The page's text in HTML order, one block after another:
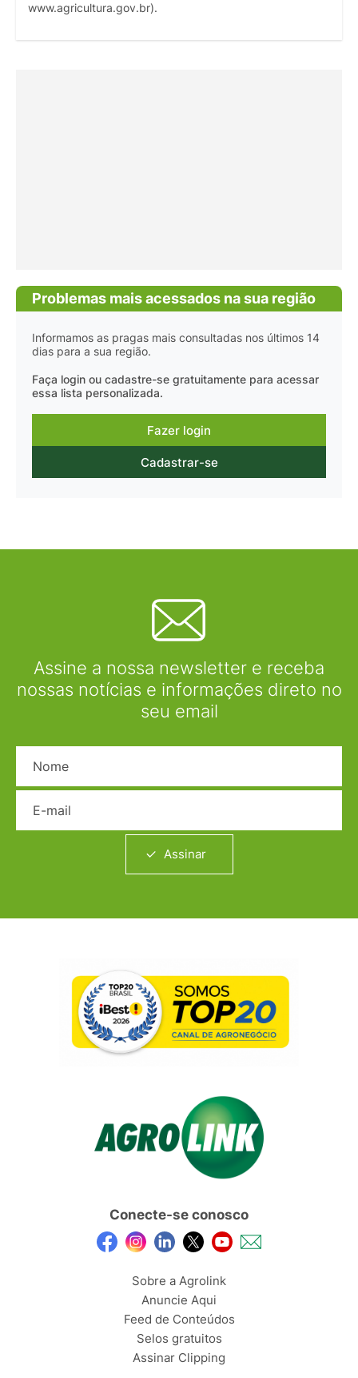
www.agricultura.gov.br).
Problemas mais acessados na sua região
Informamos as pragas mais consultadas nos últimos 14
dias para a sua região.
Faça login ou cadastre-se gratuitamente para acessar
essa lista personalizada.
Fazer login
Cadastrar-se
Assine a nossa newsletter e receba
nossas notícias e informações direto no
seu email
Assinar
Conecte-se conosco
Sobre a Agrolink
Anuncie Aqui
Feed de Conteúdos
Selos gratuitos
Assinar Clipping